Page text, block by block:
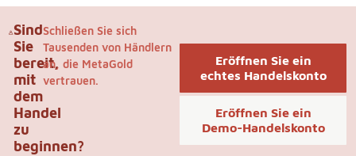
Sind
Sie
bereit,
mit
dem
Handel
zu
beginnen?
Schließen Sie sich
Tausenden von Händlern
an, die MetaGold
vertrauen.
Eröffnen Sie ein
echtes Handelskonto
Eröffnen Sie ein
Demo-Handelskonto